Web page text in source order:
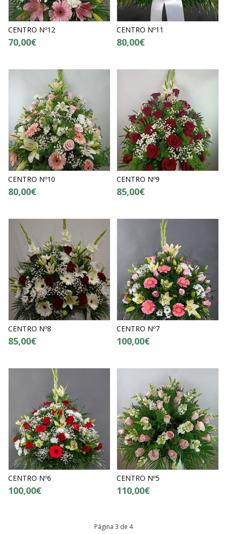
CENTRO Nº12
70,00€
CENTRO Nº11
80,00€
CENTRO Nº10
80,00€
CENTRO Nº9
85,00€
CENTRO Nº8
85,00€
CENTRO Nº7
100,00€
CENTRO Nº6
100,00€
CENTRO Nº5
110,00€
Página 3 de 4